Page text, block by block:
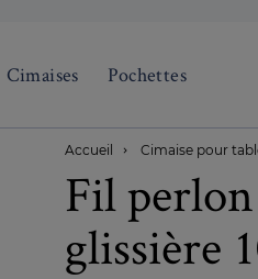
Cimaises Pochettes
Accueil  Cimaise pour
Fil
glissière